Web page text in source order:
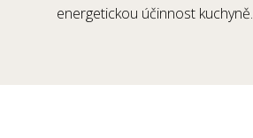
energetickou účinnost kuchyně.